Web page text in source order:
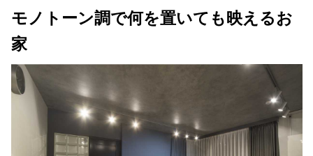
モノトーン調で何を置いても映えるお
家